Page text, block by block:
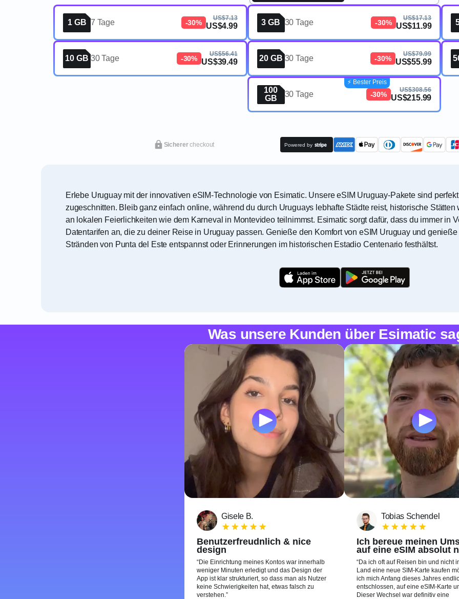
1 GB 7 Tage -30%
US$7.13
US$4.99 3 GB 30 Tage -30%
US$17.13
US$11.99
10 GB 30 Tage -30%
US$56.41
US$39.49 20 GB 30 Tage -30%
US$79.99
US$55.99
100
GB
30 Tage -30%
US$308.56
US$215.99
⚡️ Bester Preis
Sicherercheckout Powered by
Erlebe Uruguay mit der innovativen eSIM-Technologie von Esimatic. Unsere eSIM Uruguay-Pakete sind
zugeschnitten. Bleib ganz einfach online, während du durch Uruguays lebhafte Städte reist, historische
an lokalen Feierlichkeiten wie dem Karneval in Montevideo teilnimmst. Esimatic sorgt dafür, dass du immer in
Datentarifen an, die zu deiner Reise in Uruguay passen. Genieße den Komfort von eSIM Uruguay und
Stränden von Punta del Este entspannst oder Erinnerungen im historischen Estadio Centenario festhältst.
Was unsere Kunden über Esimatic
Gisele B.
Benutzerfreudnlich & nice
design
Die Einrichtung meines Kontos war innerhalb
weniger Minuten erledigt und das Design der
App ist klar strukturiert, so dass man als Nutzer
keine Schwierigkeiten hat, etwas falsch zu
verstehen.
Tobias Schendel
Ich bereue meinen
auf eine eSIM absolut
Da ich oft auf Reisen bin und nicht
Land eine neue SIM-Karte kaufen
ich mich Anfang dieses Jahres
entschlossen, auf eine eSIM-Karte
Dieser Wechsel war definitiv eine